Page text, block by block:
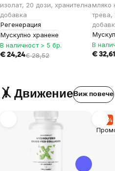
изолат, 20 дози, хранителна
добавка
Регенерация
Мускулно хранене
В наличност > 5 бр.
€ 24,24€28,52
мляко
трева,
В
€ 32,61
🤸 ДвижениеВиж повече
–15%